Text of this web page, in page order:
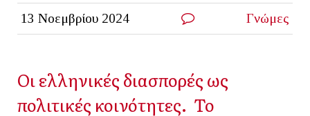
13 Νοεμβρίου 2024 Γνώμες
Οι ελληνικές διασπορές ως
πολιτικές κοινότητες. Το